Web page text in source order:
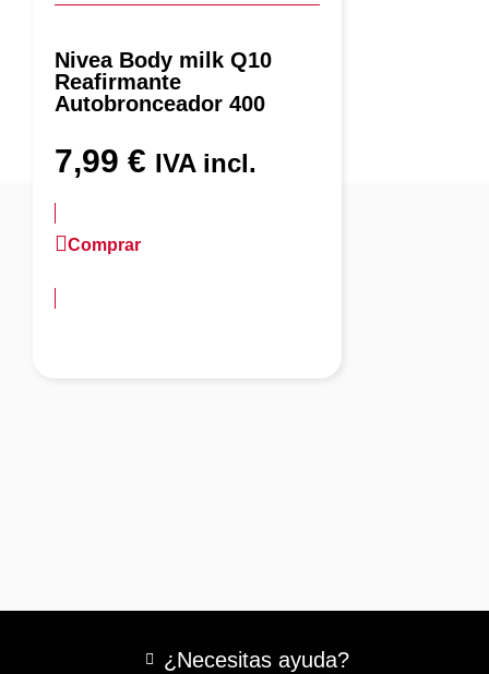
Nivea Body milk Q10
Reafirmante
Autobronceador 400
7,99 € IVA incl.
Comprar
¿Necesitas ayuda?